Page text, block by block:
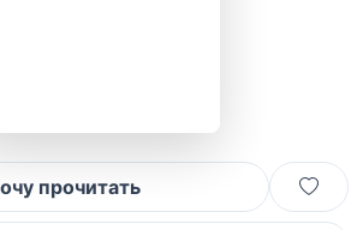
прочитать